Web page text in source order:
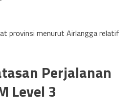
provinsi menurut Airlangga relatif
Perjalanan
Level 3